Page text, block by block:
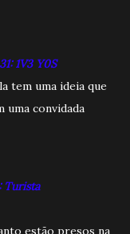
1V3 Y0S
tem uma ideia que
uma convidada
Turista
estão presos na